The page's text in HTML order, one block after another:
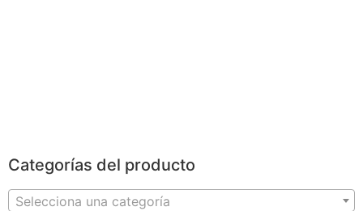
Categorías del producto
Selecciona una categoría